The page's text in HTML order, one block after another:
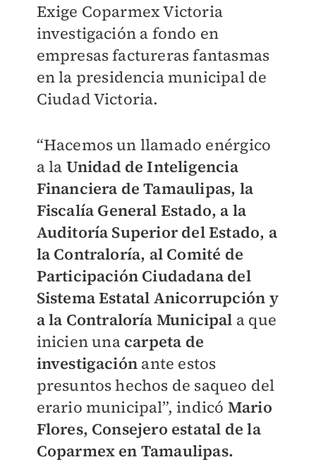
Exige Coparmex Victoria
investigación a fondo en
empresas factureras fantasmas
en la presidencia municipal de
Ciudad Victoria.
“Hacemos un llamado enérgico
a la Unidad de Inteligencia
Financiera de Tamaulipas, la
Fiscalía General Estado, a la
Auditoría Superior del Estado, a
la Contraloría, al Comité de
Participación Ciudadana del
Sistema Estatal Anicorrupción y
a la Contraloría Municipal a que
inicien una carpeta de
investigación ante estos
presuntos hechos de saqueo del
erario municipal”, indicó Mario
Flores, Consejero estatal de la
Coparmex en Tamaulipas.